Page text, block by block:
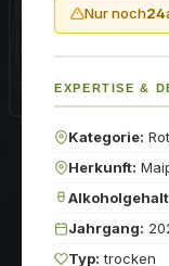
Nur noch24
EXPERTISE &
Kategorie:
Herkunft:
Jahrgang:
Typ: trocken